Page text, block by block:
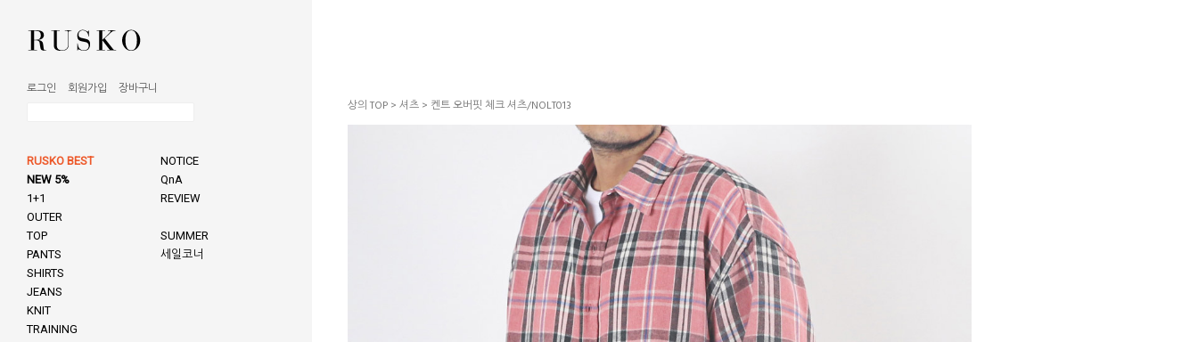
로그인 회원가입 장바구니
RUSKO BEST
NEW 5%
1+1
OUTER
TOP
PANTS
SHIRTS
JEANS
KNIT
TRAINING
NOTICE
QnA
REVIEW
SUMMER
세일코너
상의 TOP > 셔츠 > 켄트 오버핏 체크 셔츠/NOLT013